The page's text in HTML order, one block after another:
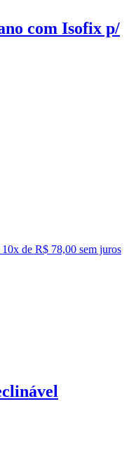
com Isofix p/
10x de R$ 78,00 sem juros